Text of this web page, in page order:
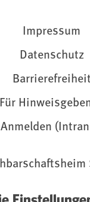
Impressum
Datenschutz
Barrierefreiheit
Für
Anmelden